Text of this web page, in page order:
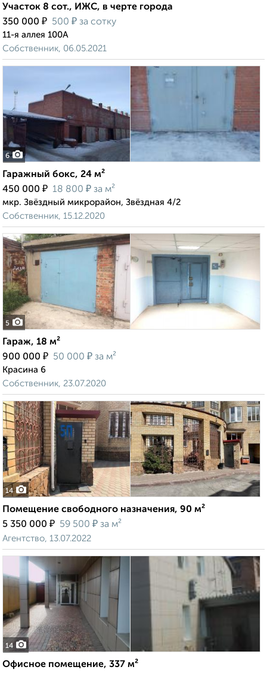
Участок 8 сот., ИЖС, в черте города
350 000 ₽ 500 ₽ за сотку
11-я аллея 100А
Собственник, 06.05.2021
6
Гаражный бокс, 24 м²
450 000 ₽ 18 800 ₽ за м²
мкр. Звёздный микрорайон, Звёздная 4/2
Собственник, 15.12.2020
5
Гараж, 18 м²
900 000 ₽ 50 000 ₽ за м²
Красина 6
Собственник, 23.07.2020
14
Помещение свободного назначения, 90 м²
5 350 000 ₽ 59 500 ₽ за м²
Агентство, 13.07.2022
14
Офисное помещение, 337 м²